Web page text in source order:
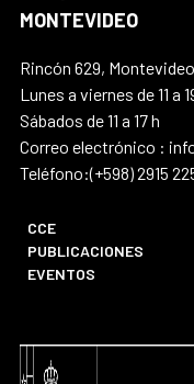
MONTEVIDEO
Rincón 629,
Lunes a viernes de 11 a
Sábados de 11 a 17 h
Correo electrónico :
Teléfono:(+598) 2915
CCE
PUBLICACIONES
EVENTOS